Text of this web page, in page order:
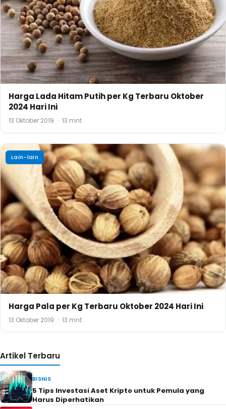
Harga Lada Hitam Putih per Kg Terbaru Oktober
2024 Hari Ini
13 Oktober 2019 · 13 mnt
Lain-lain
Harga Pala per Kg Terbaru Oktober 2024 Hari Ini
13 Oktober 2019 · 13 mnt
Artikel Terbaru
BISNIS
5 Tips Investasi Aset Kripto untuk Pemula yang
Harus Diperhatikan